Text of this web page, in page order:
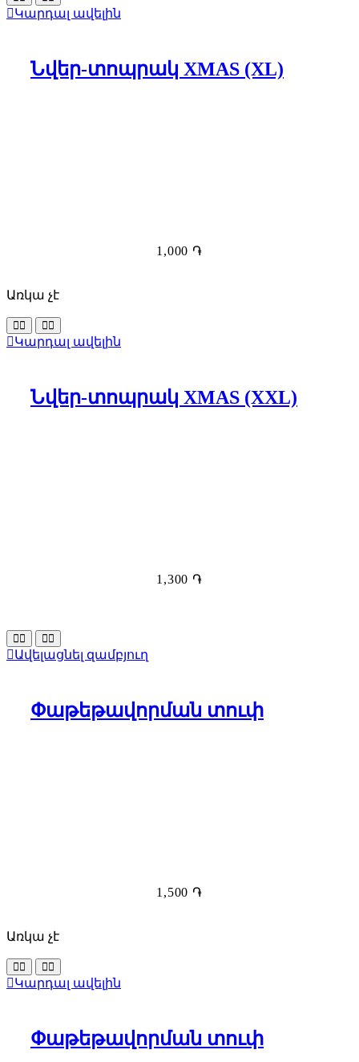
Կարդալ ավելին
Նվեր-տոպրակ XMAS (XL)
1,000 ֏
Առկա չէ
Կարդալ ավելին
Նվեր-տոպրակ XMAS (XXL)
1,300 ֏
Ավելացնել զամբյուղ
Փաթեթավորման տուփ
1,500 ֏
Առկա չէ
Կարդալ ավելին
Փաթեթավորման տուփ